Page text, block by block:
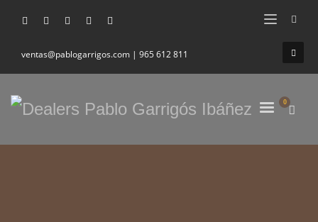
ventas@pablogarrigos.com | 965 612 811